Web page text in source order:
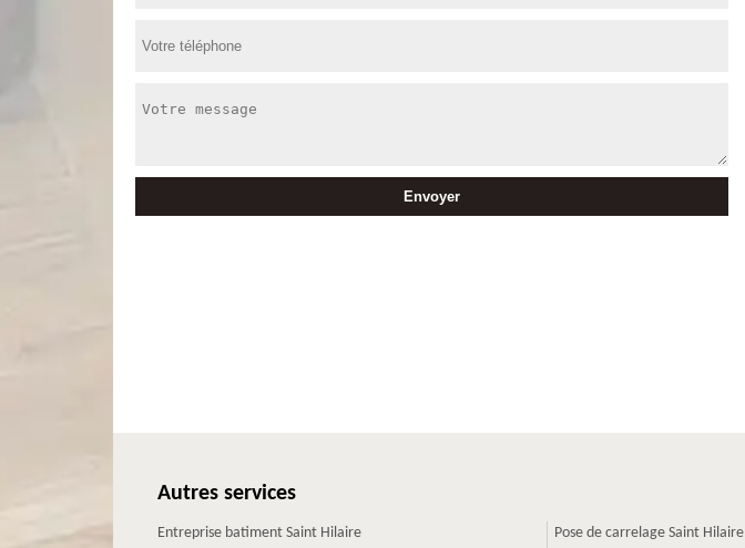
Autres services
Entreprise batiment Saint Hilaire Pose de carrelage Saint Hilaire